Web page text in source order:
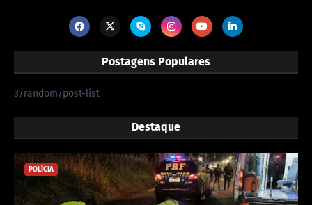
Postagens Populares
3/random/post-list
Destaque
POLÍCIA